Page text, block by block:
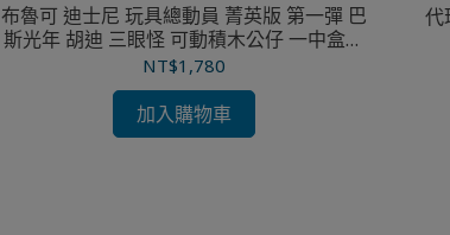
布魯可 迪士尼 玩具總動員 菁英版 第一彈 巴
斯光年 胡迪 三眼怪 可動積木公仔 一中盒六
入
NT$1,780
加入購物車
代